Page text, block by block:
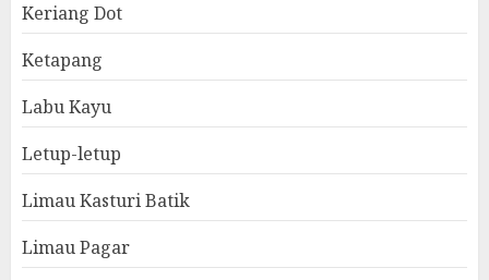
Keriang Dot
Ketapang
Labu Kayu
Letup-letup
Limau Kasturi Batik
Limau Pagar